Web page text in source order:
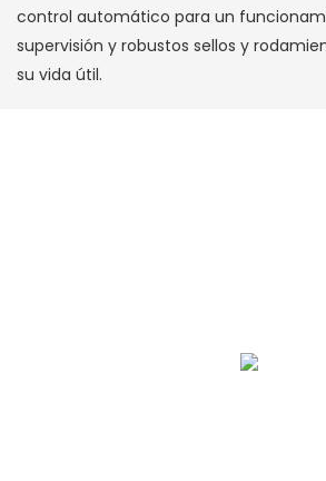
control automático para un
supervisión y robustos sellos y
su vida útil.